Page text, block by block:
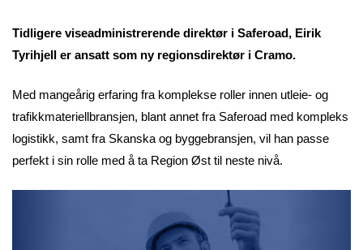
Tidligere viseadministrerende direktør i Saferoad, Eirik
Tyrihjell er ansatt som ny regionsdirektør i Cramo.
Med mangeårig erfaring fra komplekse roller innen utleie- og
trafikkmateriellbransjen, blant annet fra Saferoad med kompleks
logistikk, samt fra Skanska og byggebransjen, vil han passe
perfekt i sin rolle med å ta Region Øst til neste nivå.